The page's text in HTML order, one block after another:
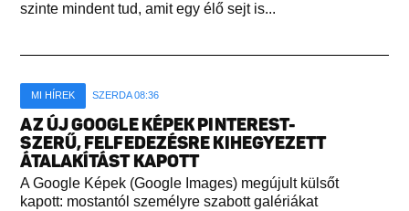
szinte mindent tud, amit egy élő sejt is...
MI HÍREK SZERDA 08:36
AZ ÚJ GOOGLE KÉPEK PINTEREST-
SZERŰ, FELFEDEZÉSRE KIHEGYEZETT
ÁTALAKÍTÁST KAPOTT
A Google Képek (Google Images) megújult külsőt
kapott: mostantól személyre szabott galériákat